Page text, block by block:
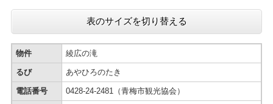
表のサイズを切り替える
物件 綾広の滝
るび あやひろのたき
電話番号 0428-24-2481（青梅市観光協会）